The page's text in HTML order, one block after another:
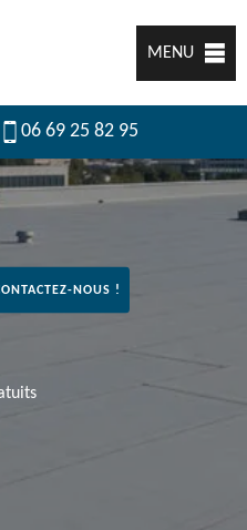
MENU
06 69 25 82 95
NOUS !